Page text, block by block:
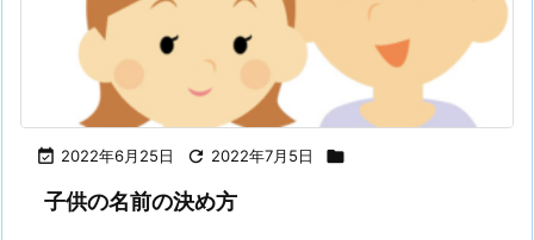
 2022年6月25日  2022年7月5日 
子供の名前の決め方